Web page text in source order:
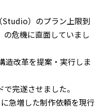
Studio）のプラン上限到
危機に直面していまし
造改革を提案・実行しま
完遂させました。
急増した制作依頼を現行